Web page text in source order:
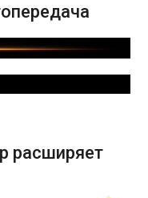
расширяет